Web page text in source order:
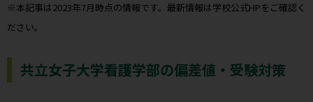
※本記事は2023年7月時点の情報です。最新情報は学校公式HPをご確認く
ださい。
共立女子大学看護学部の偏差値・受験対策